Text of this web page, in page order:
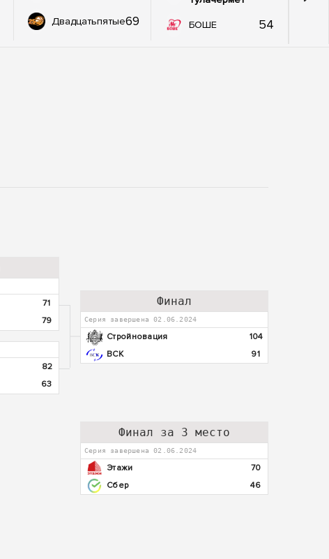
Двадцатьпятые69 БОШЕ 54
71
79
82
63
Финал
Серия завершена 02.06.2024
Стройновация
104
ВСК
91
Финал за 3 место
Серия завершена 02.06.2024
Этажи
70
Сбер
46